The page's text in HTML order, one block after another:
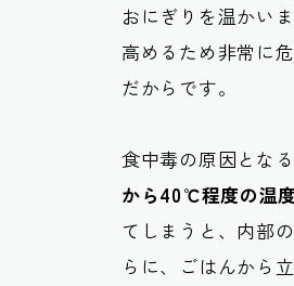
おにぎりを温かい
高めるため非常に危
だからです。
食中毒の原因とな
から40℃程度の温
てしまうと、内部
らに、ごはんから